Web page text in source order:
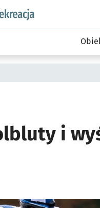
podserwis: Sport i
i